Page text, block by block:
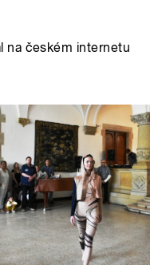
na českém internetu